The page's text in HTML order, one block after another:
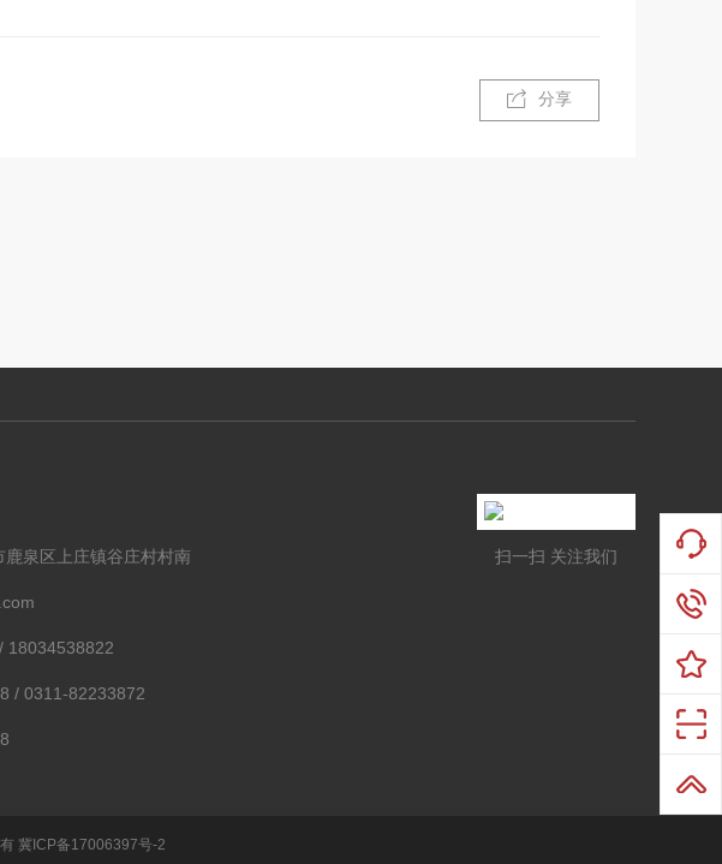
分享
泉区上庄镇谷庄村村南
18034538822
/ 0311-82233872
扫一扫 关注我们
冀ICP备17006397号-2